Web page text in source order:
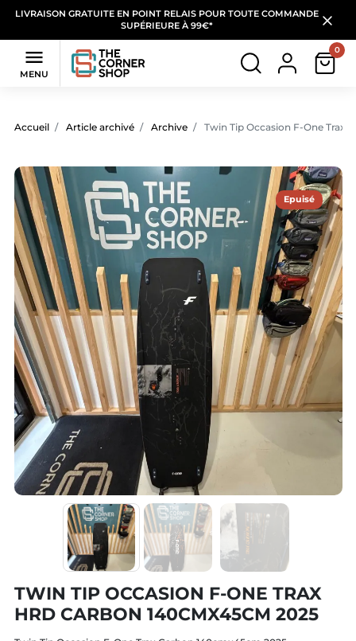
LIVRAISON GRATUITE EN POINT RELAIS POUR TOUTE COMMANDE
SUPÉRIEURE À 99€*

MENU
0
Accueil Article archivé Archive Twin Tip Occasion F-One Trax
Epuisé
TWIN TIP OCCASION F-ONE TRAX
HRD CARBON 140CMX45CM 2025